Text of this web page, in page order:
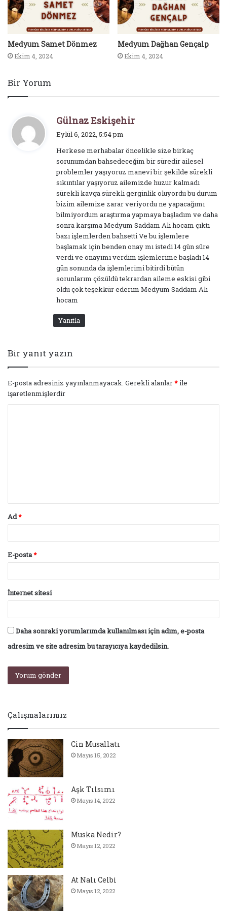
Medyum Samet Dönmez
Ekim 4, 2024
Medyum Dağhan Gençalp
Ekim 4, 2024
Bir Yorum
Gülnaz Eskişehird
i
k
i
:
Eylül 6, 2022, 5:54 pm
Herkese merhabalar öncelikle size birkaç
sorunumdan bahsedeceğim bir süredir ailesel
problemler yaşıyoruz manevi bir şekilde sürekli
sıkıntılar yaşıyoruz ailemizde huzur kalmadı
sürekli kavga sürekli gerginlik oluyordu bu durum
bizim ailemize zarar veriyordu ne yapacağımı
bilmiyordum araştırma yapmaya başladım ve daha
sonra karşıma Medyum Saddam Ali hocam çıktı
bazı işlemlerden bahsetti Ve bu işlemlere
başlamak için benden onay mı istedi 14 gün süre
verdi ve onayımı verdim işlemlerime başladı 14
gün sonunda da işlemlerimi bitirdi bütün
sorunlarım çözüldü tekrardan aileme eskisi gibi
oldu çok teşekkür ederim Medyum Saddam Ali
hocam
Yanıtla
Bir yanıt yazın
E-posta adresiniz yayınlanmayacak. Gerekli alanlar*ile
işaretlenmişlerdir
Ad*
E-posta*
İnternet sitesi
Daha sonraki yorumlarımda kullanılması için adım, e-posta
adresim ve site adresim bu tarayıcıya kaydedilsin.
Çalışmalarımız
Cin Musallatı
Mayıs 15, 2022
Aşk Tılsımı
Mayıs 14, 2022
Muska Nedir?
Mayıs 12, 2022
At Nalı Celbi
Mayıs 12, 2022